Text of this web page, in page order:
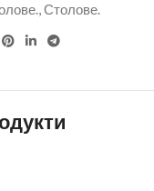
,Столове.